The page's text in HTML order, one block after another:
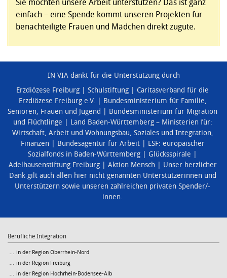
Sie möchten unsere Arbeit unterstützen? Das ist ganz
einfach – eine Spende kommt unseren Projekten für
benachteiligte Frauen und Mädchen direkt zugute.
IN VIA dankt für die Unterstützung durch
Erzdiözese Freiburg
Schulstiftung
Caritasverband für die
Erzdiözese Freiburg e.V.
Bundesministerium für Familie,
Senioren, Frauen und Jugend
Bundesministerium für Migration
und Flüchtlinge
Land Baden-Württemberg – Ministerien für:
Wirtschaft, Arbeit und Wohnungsbau, Soziales und Integration,
Finanzen
Bundesagentur für Arbeit
ESF: europäischer
Sozialfonds in Baden-Württemberg
Glücksspirale
Adelhausenstiftung Freiburg
Aktion Mensch
Unser herzlicher
Dank gilt auch allen hier nicht genannten Unterstützerinnen und
Unterstützern sowie unseren zahlreichen privaten Spender/-
innen.
Berufliche Integration
… in der Region Oberrhein-Nord
… in der Region Freiburg
… in der Region Hochrhein-Bodensee-Alb